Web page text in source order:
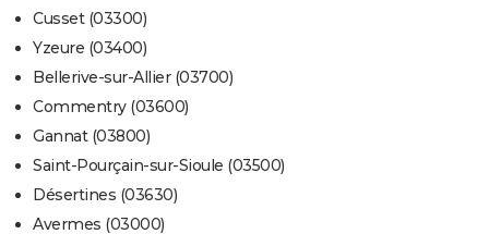
Cusset (03300)
Yzeure (03400)
Bellerive-sur-Allier (03700)
Commentry (03600)
Gannat (03800)
Saint-Pourçain-sur-Sioule (03500)
Désertines (03630)
Avermes (03000)